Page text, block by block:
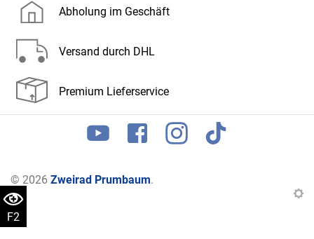
F2
Abholung im Geschäft
Versand durch DHL
Premium Lieferservice
© 2026 Zweirad Prumbaum.